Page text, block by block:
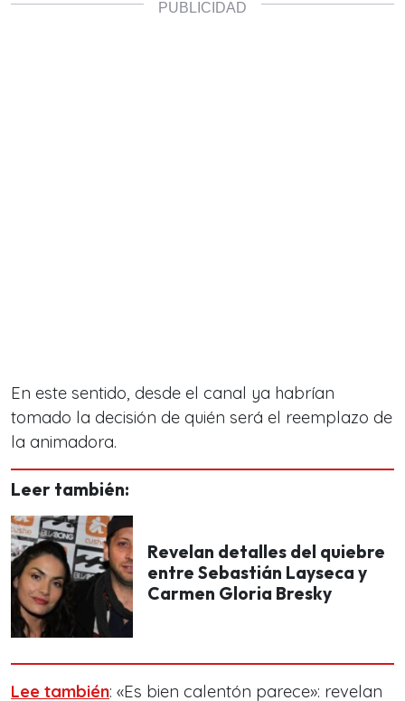
En este sentido, desde el canal ya habrían
tomado la decisión de quién será el reemplazo de
la animadora.
Leer también:
Revelan detalles del quiebre
entre Sebastián Layseca y
Carmen Gloria Bresky
Lee también: «Es bien calentón parece»: revelan